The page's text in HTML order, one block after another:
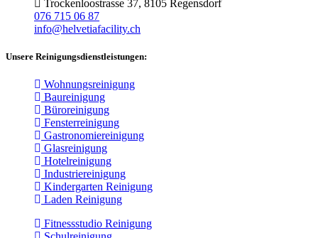
Trockenloostrasse 37, 8105 Regensdorf
076 715 06 87
info@helvetiafacility.ch
Unsere Reinigungsdienstleistungen:
Wohnungsreinigung
Baureinigung
Büroreinigung
Fensterreinigung
Gastronomiereinigung
Glasreinigung
Hotelreinigung
Industriereinigung
Kindergarten Reinigung
Laden Reinigung
Fitnessstudio Reinigung